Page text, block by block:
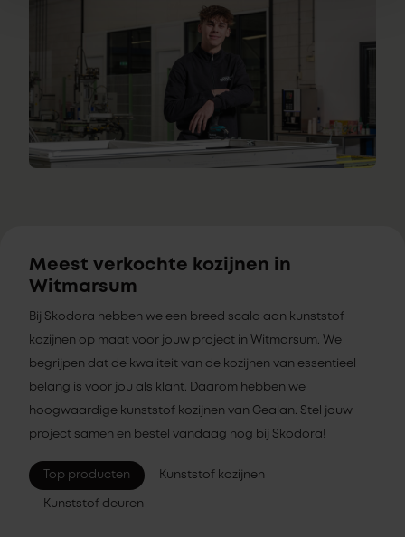
Meest verkochte kozijnen in
Witmarsum
Bij Skodora hebben we een breed scala aan kunststof
kozijnen op maat voor jouw project in Witmarsum. We
begrijpen dat de kwaliteit van de kozijnen van essentieel
belang is voor jou als klant. Daarom hebben we
hoogwaardige kunststof kozijnen van Gealan. Stel jouw
project samen en bestel vandaag nog bij Skodora!
Top producten Kunststof kozijnen
Kunststof deuren